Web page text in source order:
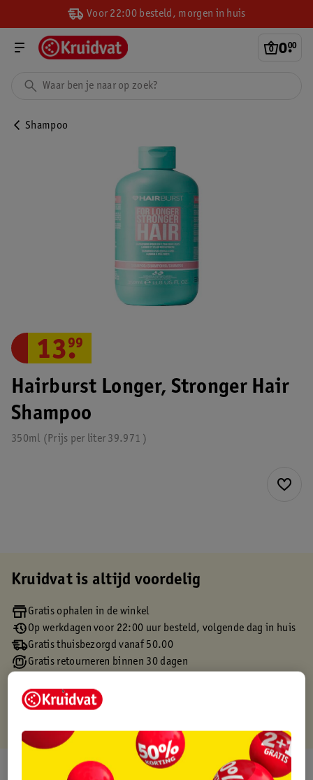
Voor 22:00 besteld, morgen in huis
0.
00
Shampoo
Hairburst Longer, Stronger Hair
Shampoo
350ml 39.971
Prijs per liter
13.
99
Kruidvat is altijd voordelig
Gratis ophalen in de winkel
Op werkdagen voor 22:00 uur besteld, volgende dag in huis
Gratis thuisbezorgd vanaf 50.00
Gratis retourneren binnen 30 dagen
Over dit product